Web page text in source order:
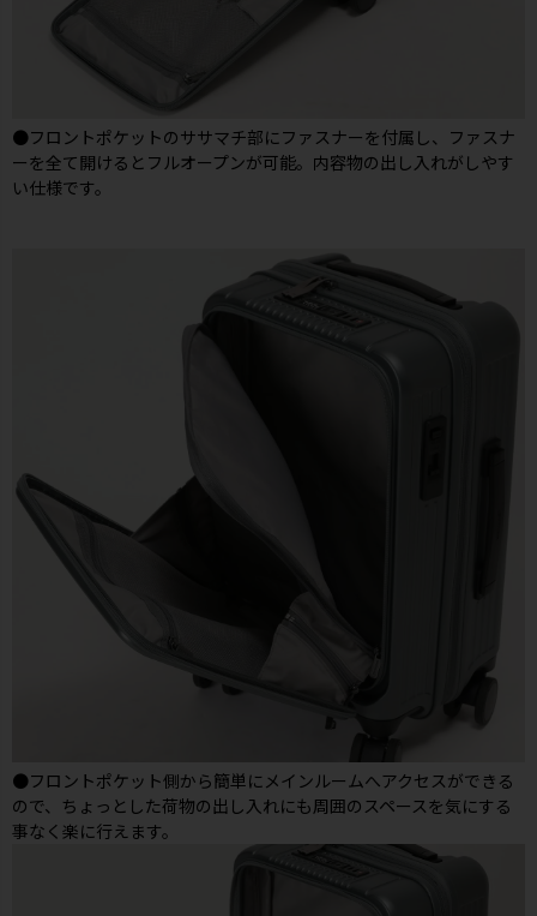
●フロントポケットのササマチ部にファスナーを付属し、ファスナ
ーを全て開けるとフルオープンが可能。内容物の出し入れがしやす
い仕様です。
●フロントポケット側から簡単にメインルームへアクセスができる
ので、ちょっとした荷物の出し入れにも周囲のスペースを気にする
事なく楽に行えます。